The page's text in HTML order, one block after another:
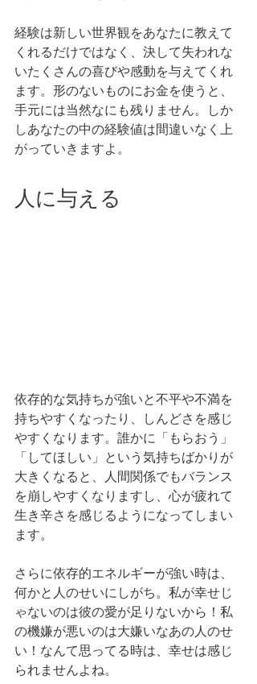
経験は新しい世界観をあなたに教えて
くれるだけではなく、決して失われな
いたくさんの喜びや感動を与えてくれ
ます。形のないものにお金を使うと、
手元には当然なにも残りません。しか
しあなたの中の経験値は間違いなく上
がっていきますよ。
人に与える
依存的な気持ちが強いと不平や不満を
持ちやすくなったり、しんどさを感じ
やすくなります。誰かに「もらおう」
「してほしい」という気持ちばかりが
大きくなると、人間関係でもバランス
を崩しやすくなりますし、心が疲れて
生き辛さを感じるようになってしまい
ます。
さらに依存的エネルギーが強い時は、
何かと人のせいにしがち。私が幸せじ
ゃないのは彼の愛が足りないから！私
の機嫌が悪いのは大嫌いなあの人のせ
い！なんて思ってる時は、幸せは感じ
られませんよね。